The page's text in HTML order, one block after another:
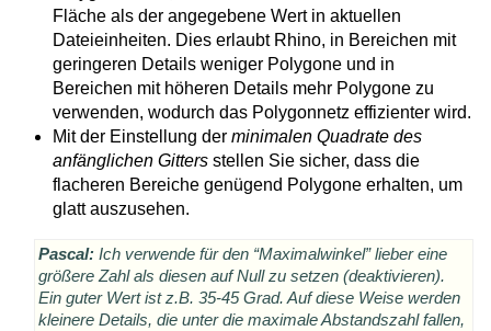
Fläche als der angegebene Wert in aktuellen
Dateieinheiten. Dies erlaubt Rhino, in Bereichen mit
geringeren Details weniger Polygone und in
Bereichen mit höheren Details mehr Polygone zu
verwenden, wodurch das Polygonnetz effizienter wird.
Mit der Einstellung der minimalen Quadrate des
anfänglichen Gitters stellen Sie sicher, dass die
flacheren Bereiche genügend Polygone erhalten, um
glatt auszusehen.
Pascal:Ich verwende für den “Maximalwinkel” lieber eine
größere Zahl als diesen auf Null zu setzen (deaktivieren).
Ein guter Wert ist z.B. 35-45 Grad. Auf diese Weise werden
kleinere Details, die unter die maximale Abstandszahl fallen,